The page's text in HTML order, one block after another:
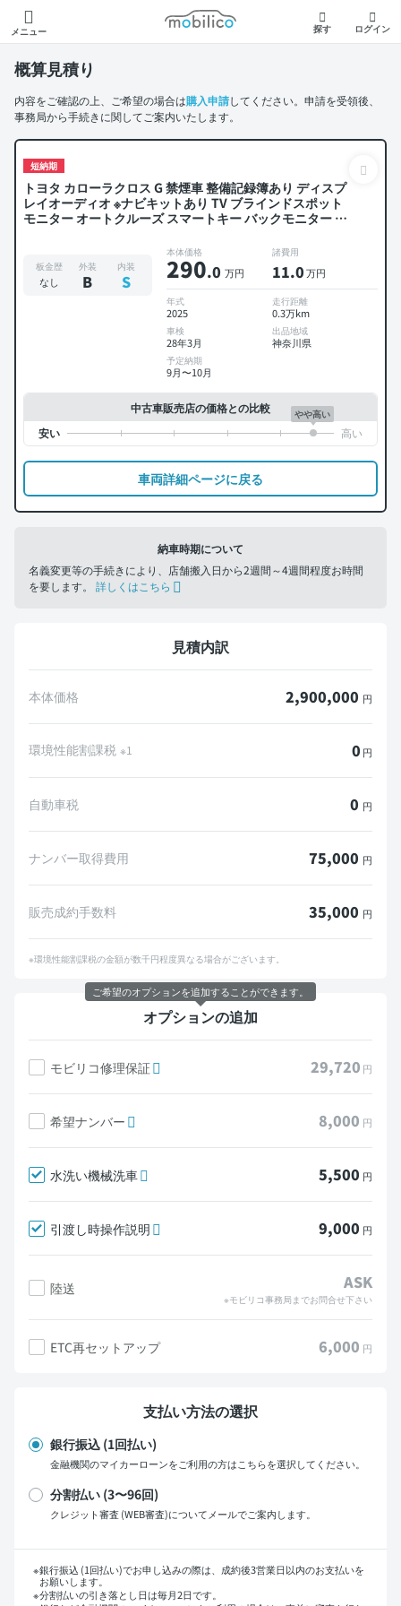
メニュー
モビリコ
探す ログイン
概算見積り
内容をご確認の上、ご希望の場合は購入申請してください。申請を受領後、
事務局から手続きに関してご案内いたします。
短納期
トヨタ カローラクロス G 禁煙車 整備記録簿あり ディスプ
レイオーディオ ※ナビキットあり TV ブラインドスポット
モニター オートクルーズ スマートキー バックモニター 衝
板金歴
なし
外装
B
内装
S
本体価格
290.0 万円
諸費用
11.0万円
年式
2025
走行距離
0.3万km
車検
28年3月
出品地域
神奈川県
予定納期
9月〜10月
中古車販売店の価格との比較 やや高い
車両詳細ページに戻る
納車時期について
名義変更等の手続きにより、店舗搬入日から2週間～4週間程度お時間
を要します。 詳しくはこちら
見積内訳
本体価格 2,900,000 円
環境性能割課税 ※1 0 円
自動車税 0 円
ナンバー取得費用 75,000 円
販売成約手数料 35,000 円
※環境性能割課税の金額が数千円程度異なる場合がございます。
オプションの追加
モビリコ修理保証 29,720 円
希望ナンバー 8,000 円
水洗い機械洗車 5,500 円
引渡し時操作説明 9,000 円
陸送 ASK
※モビリコ事務局までお問合せ下さい
ETC再セットアップ 6,000 円
支払い方法の選択
銀行振込 (1回払い)
金融機関のマイカーローンをご利用の方はこちらを選択してください。
分割払い (3〜96回)
クレジット審査 (WEB審査)についてメールでご案内します。
支払い回数
銀行振込 (1回払い)でお申し込みの際は、成約後3営業日以内のお支払いを
お願いします。
分割払いの引き落とし日は毎月2日です。
ご希望のオプションを追加することができます。